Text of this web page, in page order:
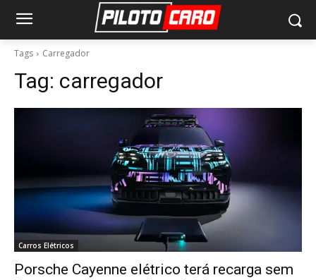
Tags Carregador
Tag: carregador
Carros Elétricos
Porsche Cayenne elétrico terá recarga sem